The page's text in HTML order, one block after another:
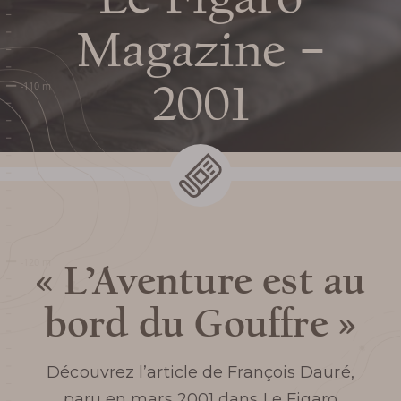
HORAIRES DU GOUFFRE DE
CABRESPINE
TARIFS ET BILLETTERIE EN
LIGNE
PLAN ET ACCÈS AU
SERVICES ET BOUTIQUE
FOIRE AUX QUESTIONS
AUTOUR DU GOUFFRE
Magazine –
2001
« L’Aventure est au
bord du Gouffre »
Découvrez l’article de François Dauré,